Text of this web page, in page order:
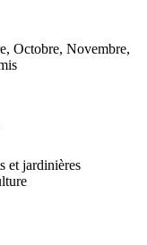
Octobre, Novembre,
et jardinières